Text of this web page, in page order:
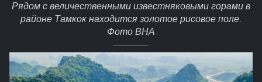
Рядом с величественными известняковыми горами в
районе Тамкок находится золотое рисовое поле.
Фото ВНА